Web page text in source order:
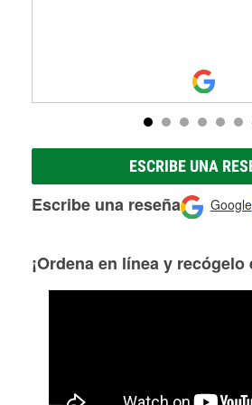
ESCRIBE UNA
Escribe una reseña Google
¡Ordena en línea y